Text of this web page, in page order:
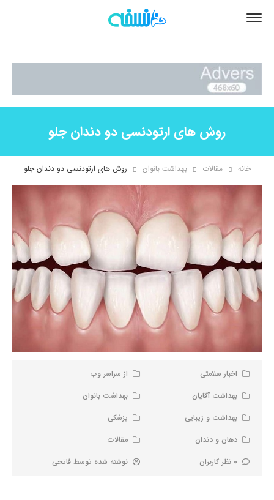
روش های ارتودنسی دو دندان جلو
خانه مقالات بهداشت بانوان روش های ارتودنسی دو دندان جلو
اخبار سلامتی
از سراسر وب
بهداشت آقایان
بهداشت بانوان
بهداشت و زیبایی
پزشکی
دهان و دندان
مقالات
0 نظر کاربران
نوشته شده توسط فاتحی